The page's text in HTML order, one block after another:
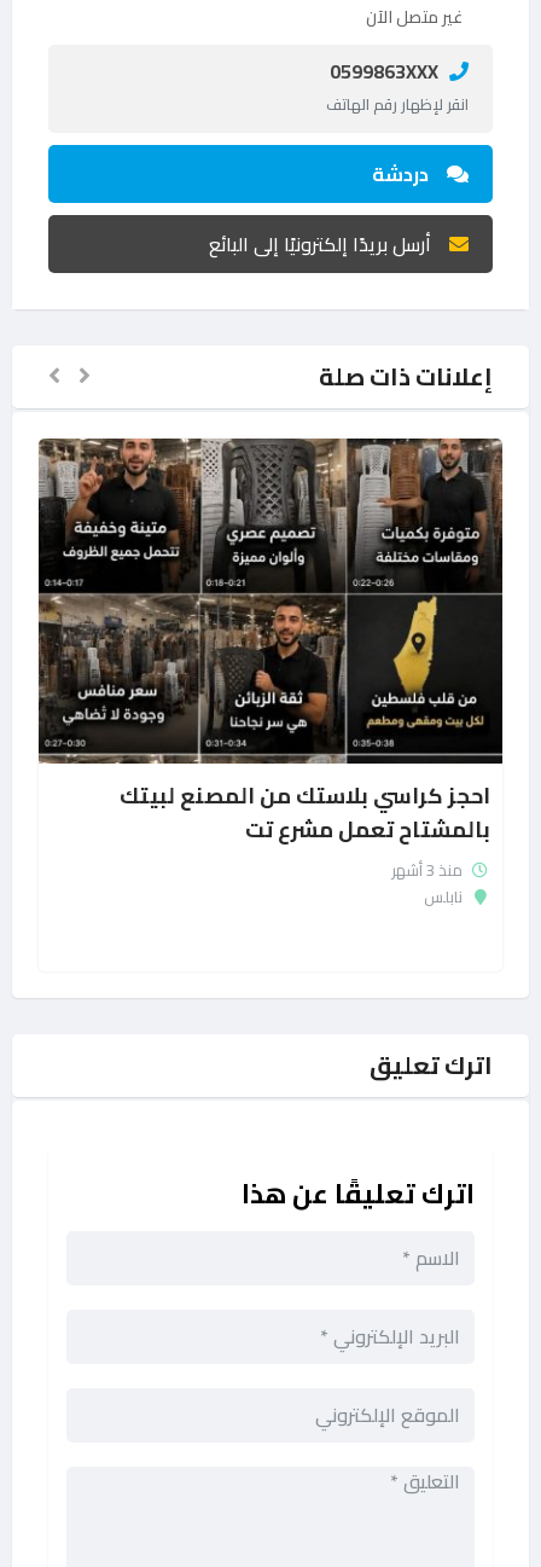
غير متصل الآن
0599863XXX
انقر لإظهار رقم الهاتف
دردشة
أرسل بريدًا إلكترونيًا إلى البائع
إعلانات ذات صلة
احجز كراسي بلاستك من المصنع لبيتك
بالمشتاح تعمل مشرع تت
منذ 3 أشهر
نابلس
اترك تعليق
اترك تعليقًا عن هذا